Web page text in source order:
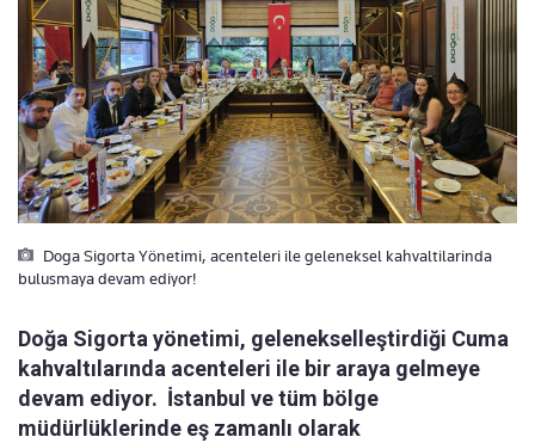
Doga Sigorta Yönetimi, acenteleri ile geleneksel kahvaltilarinda
bulusmaya devam ediyor!
Doğa Sigorta yönetimi, gelenekselleştirdiği Cuma
kahvaltılarında acenteleri ile bir araya gelmeye
devam ediyor. İstanbul ve tüm bölge
müdürlüklerinde eş zamanlı olarak